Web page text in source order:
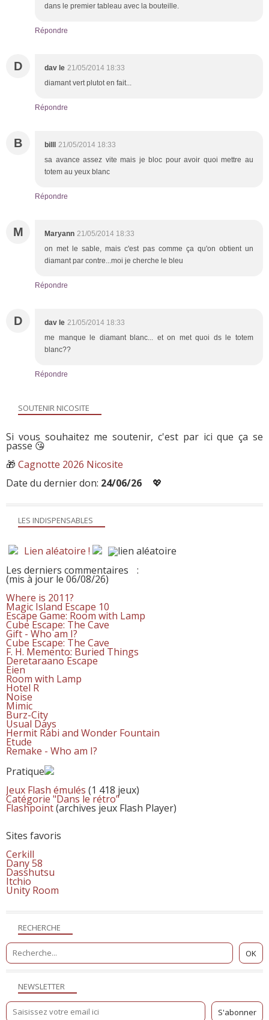
dans le premier tableau avec la bouteille.
Répondre
D dav le 21/05/2014 18:33
diamant vert plutot en fait...
Répondre
B billl 21/05/2014 18:33
sa avance assez vite mais je bloc pour avoir quoi mettre au
totem au yeux blanc
Répondre
M Maryann 21/05/2014 18:33
on met le sable, mais c'est pas comme ça qu'on obtient un
diamant par contre...moi je cherche le bleu
Répondre
D dav le 21/05/2014 18:33
me manque le diamant blanc... et on met quoi ds le totem
blanc??
Répondre
NEWSLETTER
RECHERCHE
LES INDISPENSABLES
Lien aléatoire !
Les derniers commentaires
:
(mis à jour le 06/08/26)
Where is 2011?
Magic Island Escape 10
Escape Game: Room with Lamp
Cube Escape: The Cave
Gift - Who am I?
Cube Escape: The Cave
F. H. Memento: Buried Things
Deretaraano Escape
Eien
Room with Lamp
Hotel R
Noise
Mimic
Burz-City
Usual Days
Hermit Rabi and Wonder Fountain
Etude
Remake - Who am I?
Pratique
Jeux Flash émulés (1 418 jeux)
Catégorie "Dans le rétro"
Flashpoint(archives jeux Flash Player)
Sites favoris
Cerkill
Dany 58
Dasshutsu
Itchio
Unity Room
SOUTENIR NICOSITE
Si vous souhaitez me soutenir, c'est par ici que ça se
passe 😘
🎁 Cagnotte 2026 Nicosite
Date du dernier don: 24/06/26 💖